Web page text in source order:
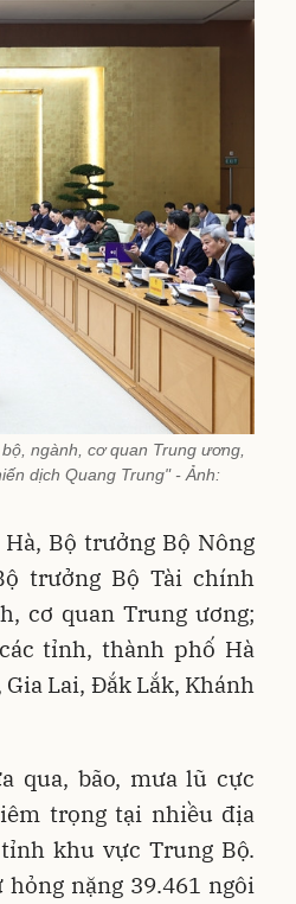
ngành, cơ quan Trung ương,
dịch Quang Trung" - Ảnh:
Bộ trưởng Bộ Nông
trưởng Bộ Tài chính
cơ quan Trung ương;
tỉnh, thành phố Hà
Lai, Đắk Lắk, Khánh
qua, bão, mưa lũ cực
trọng tại nhiều địa
khu vực Trung Bộ.
nặng 39.461 ngôi